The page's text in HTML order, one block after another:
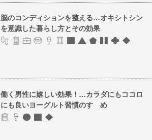
脳のコンディションを整える…オキシトシン
を意識した暮らし方とその効果
働く男性に嬉しい効果！…カラダにもココロ
にも良いヨーグルト習慣のすゝめ